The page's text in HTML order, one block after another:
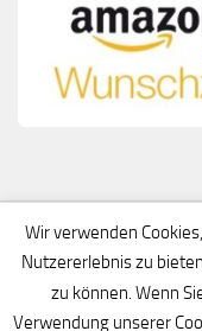
Wir verwenden
Nutzererlebnis zu
zu können. Wenn
Verwendung unserer